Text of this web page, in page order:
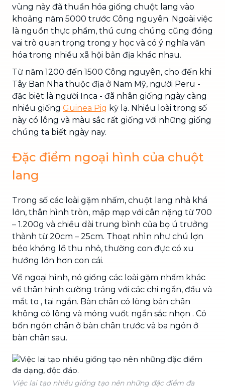
vùng này đã thuần hóa giống chuột lang vào
khoảng năm 5000 trước Công nguyên. Ngoài việc
là nguồn thực phẩm, thú cưng chúng cũng đóng
vai trò quan trọng trong y học và có ý nghĩa văn
hóa trong nhiều xã hội bản địa khác nhau.
Từ năm 1200 đến 1500 Công nguyên, cho đến khi
Tây Ban Nha thuộc địa ở Nam Mỹ, người Peru -
đặc biệt là người Inca - đã nhân giống ngày càng
nhiều giống Guinea Pig kỳ lạ. Nhiều loài trong số
này có lông và màu sắc rất giống với những giống
chúng ta biết ngày nay.
Đặc điểm ngoại hình của chuột
lang
Trong số các loài gặm nhấm, chuột lang nhà khá
lớn, thân hình tròn, mập mạp với cân nặng từ 700
– 1.200g và chiều dài trung bình của bọ ú trưởng
thành từ 20cm – 25cm. Thoạt nhìn như chú lợn
béo khổng lồ thu nhỏ, thường con đực có xu
hướng lớn hơn con cái.
Về ngoại hình, nó giống các loài gặm nhấm khác
về thân hình cường tráng với các chi ngắn, đầu và
mắt to , tai ngắn. Bàn chân có lòng bàn chân
không có lông và móng vuốt ngắn sắc nhọn . Có
bốn ngón chân ở bàn chân trước và ba ngón ở
bàn chân sau.
Việc lai tạo nhiều giống tạo nên những đặc điểm đa